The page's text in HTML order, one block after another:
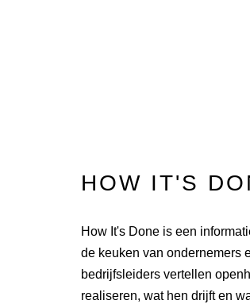
HOW IT'S
How It's Done is een
de keuken van ondernemers
bedrijfsleiders vertellen
realiseren, wat hen drijft en